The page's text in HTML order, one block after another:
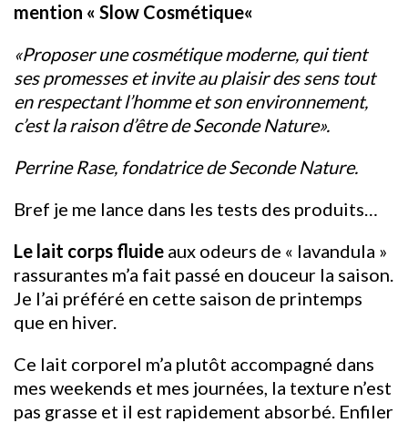
mention « Slow Cosmétique«
«Proposer une cosmétique moderne, qui tient
ses promesses et invite au plaisir des sens tout
en respectant l’homme et son environnement,
c’est la raison d’être de Seconde Nature».
Perrine Rase, fondatrice de Seconde Nature.
Bref je me lance dans les tests des produits…
Le lait corps fluide aux odeurs de « lavandula »
rassurantes m’a fait passé en douceur la saison.
Je l’ai préféré en cette saison de printemps
que en hiver.
Ce lait corporel m’a plutôt accompagné dans
mes weekends et mes journées, la texture n’est
pas grasse et il est rapidement absorbé. Enfiler